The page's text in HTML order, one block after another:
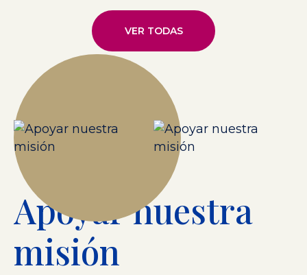
VER TODAS
Apoyar nuestra
misión